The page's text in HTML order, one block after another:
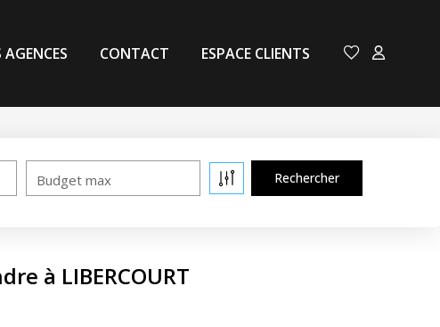
AGENCES CONTACT ESPACE CLIENTS
Budget max
à LIBERCOURT